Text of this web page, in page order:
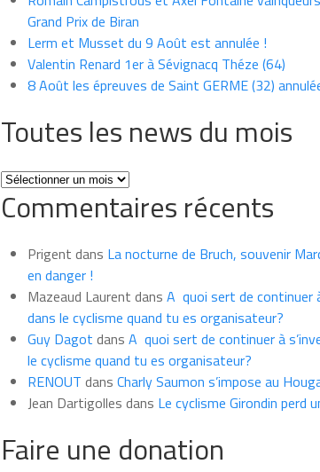
Grand Prix de Biran
Lerm et Musset du 9 Août est annulée !
Valentin Renard 1er à Sévignacq Théze (64)
8 Août les épreuves de Saint GERME (32)
Toutes les news du mois
Toutes
les
news
mois
Commentaires récents
Prigent dans La nocturne de Bruch, souvenir
en danger !
Mazeaud Laurent dans A quoi sert de continuer
dans le cyclisme quand tu es organisateur?
Guy Dagot dans A quoi sert de continuer à
le cyclisme quand tu es organisateur?
RENOUT dans Charly Saumon s’impose au
Jean Dartigolles dans Le cyclisme Girondin perd
Faire une donation